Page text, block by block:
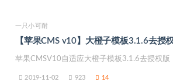
一只小可耐
【苹果CMS v10】大橙子模板3.1.6去授
苹果CMSV10自适应大橙子模板3.1.6去授权版
2019-11-02 923 14